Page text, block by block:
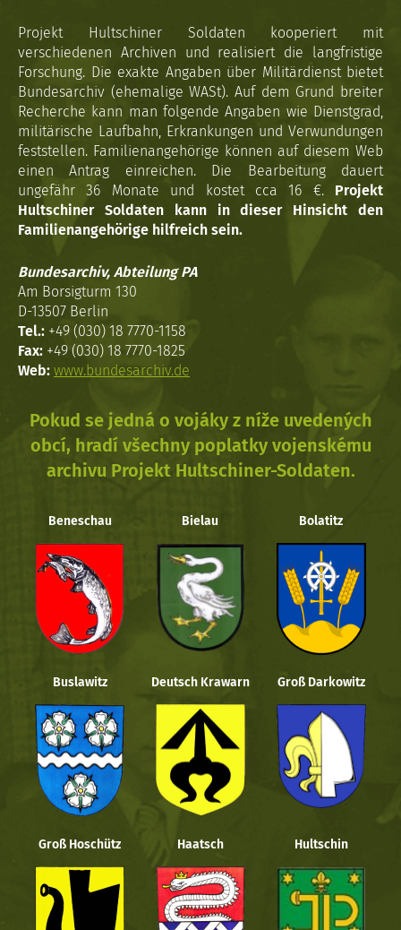
Projekt Hultschiner Soldaten kooperiert mit
verschiedenen Archiven und realisiert die langfristige
Forschung. Die exakte Angaben über Militärdienst bietet
Bundesarchiv (ehemalige WASt). Auf dem Grund breiter
Recherche kann man folgende Angaben wie Dienstgrad,
militärische Laufbahn, Erkrankungen und Verwundungen
feststellen. Familienangehörige können auf diesem Web
einen Antrag einreichen. Die Bearbeitung dauert
ungefähr 36 Monate und kostet cca 16 €. Projekt
Hultschiner Soldaten kann in dieser Hinsicht den
Familienangehörige hilfreich sein.
Bundesarchiv, Abteilung PA
Am Borsigturm 130
D-13507 Berlin
Tel.: +49 (030) 18 7770-1158
Fax: +49 (030) 18 7770-1825
Web: www.bundesarchiv.de
Pokud se jedná o vojáky z níže uvedených
obcí, hradí všechny poplatky vojenskému
archivu Projekt Hultschiner-Soldaten.
Beneschau Bielau Bolatitz
Buslawitz Deutsch Krawarn Groß Darkowitz
Groß Hoschütz Haatsch Hultschin